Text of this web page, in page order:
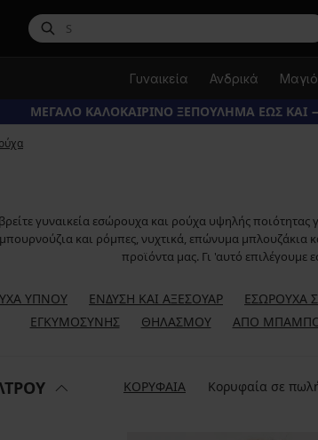
Γυναικεία Ανδρικά Μαγιό
ΜΕΓΑΛΟ ΚΑΛΟΚΑΙΡΙΝΟ ΞΕΠΟΥΛΗΜΑ ΕΩΣ ΚΑΙ
γυναικεία εσώρουχα και ρούχα υψηλής
και ρόμπες, νυχτικά, επώνυμα μπλουζάκια
προϊόντα μας. Γι 'αυτό
ΎΠΝΟΥ ΈΝΔΥΣΗ ΚΑΙ ΑΞΕΣΟΥΆΡ ΕΣΏΡΟΥΧΑ
ΕΓΚΥΜΟΣΎΝΗΣ
ΘΗΛΑΣΜΟΎ ΑΠΌ
ΚΟΡΥΦΑΙΑ Κορυφαία σε